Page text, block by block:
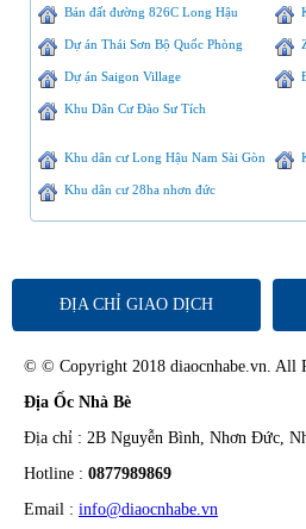
Bán đất đường 826C Long Hậu
Dự án Thái Sơn Bộ Quốc Phòng
Dự án Saigon Village
Khu Dân Cư Đào Sư Tích
Khu dân cư Long Hậu Nam Sài Gòn
Khu dân cư 28ha nhơn đức
ĐỊA CHỈ GIAO DỊCH
© © Copyright 2018 diaocnhabe.vn. All
Địa Ốc Nhà Bè
Địa chỉ : 2B Nguyễn Bình, Nhơn Đức,
Hotline : 0877989869
Email : info@diaocnhabe.vn